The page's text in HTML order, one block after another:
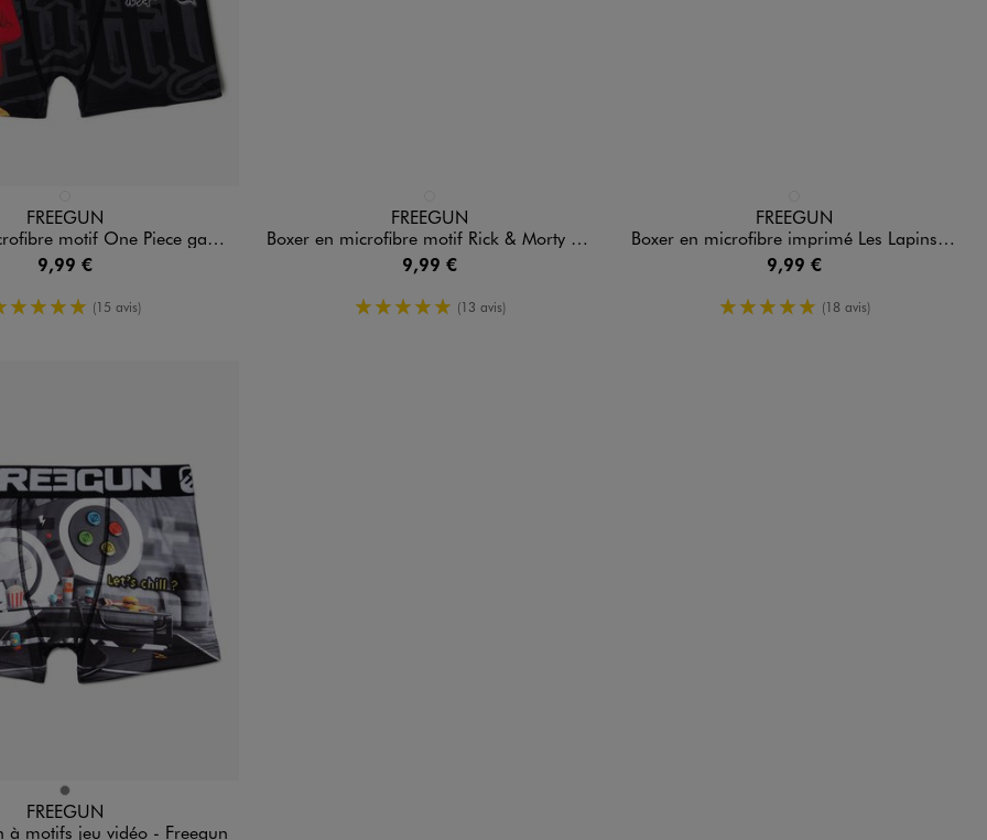
FREEGUN
motif One Piece garçon - Freegun
9,99 €
5/5 de moyenne
(15 avis)
FREEGUN
Boxer en microfibre motif Rick & Morty garçon - Freegun
9,99 €
5/5 de moyenne
(13 avis)
FREEGUN
Boxer en microfibre imprimé Les Lapins Crétins garçon - Freegun
9,99 €
5/5 de moyenne
(18 avis)
1 colorisGRIS
FREEGUN
à motifs jeu vidéo - Freegun